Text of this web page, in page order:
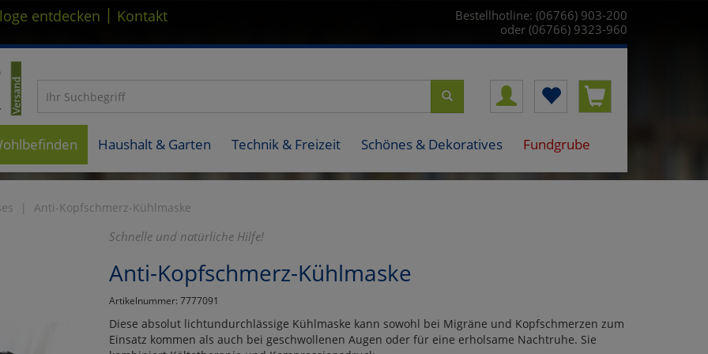
entdecken | Kontakt
Bestellhotline: (06766) 903-200
oder (06766) 9323-960
Haushalt & Garten Technik & Freizeit Schönes & Dekoratives Fundgrube
Anti-Kopfschmerz-Kühlmaske
Schnelle und natürliche Hilfe!
Anti-Kopfschmerz-Kühlmaske
Artikelnummer: 7777091
Diese absolut lichtundurchlässige Kühlmaske kann sowohl bei Migräne und Kopfschmerzen zum
Einsatz kommen als auch bei geschwollenen Augen oder für eine erholsame Nachtruhe. Sie